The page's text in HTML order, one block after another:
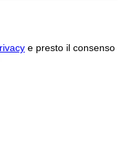
e presto il consenso